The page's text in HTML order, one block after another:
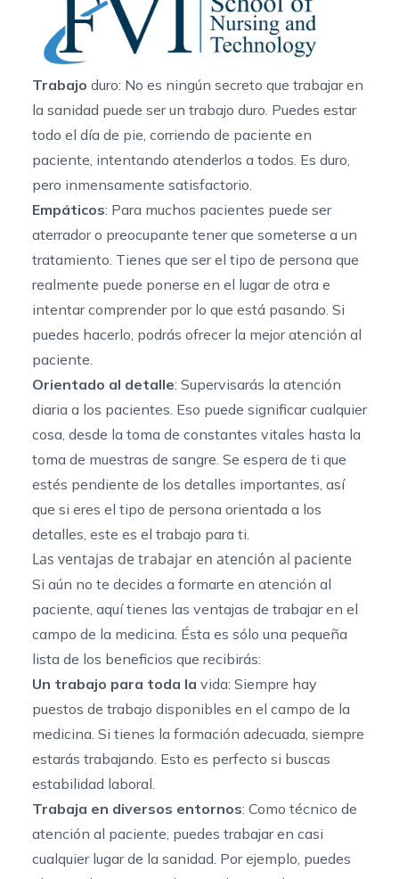
Trabajo duro: No es ningún secreto que trabajar en
la sanidad puede ser un trabajo duro. Puedes estar
todo el día de pie, corriendo de paciente en
paciente, intentando atenderlos a todos. Es duro,
pero inmensamente satisfactorio.
Empáticos: Para muchos pacientes puede ser
aterrador o preocupante tener que someterse a un
tratamiento. Tienes que ser el tipo de persona que
realmente puede ponerse en el lugar de otra e
intentar comprender por lo que está pasando. Si
puedes hacerlo, podrás ofrecer la mejor atención al
paciente.
Orientado al detalle: Supervisarás la atención
diaria a los pacientes. Eso puede significar cualquier
cosa, desde la toma de constantes vitales hasta la
toma de muestras de sangre. Se espera de ti que
estés pendiente de los detalles importantes, así
que si eres el tipo de persona orientada a los
detalles, este es el trabajo para ti.
Las ventajas de trabajar en atención al paciente
Si aún no te decides a formarte en atención al
paciente, aquí tienes las ventajas de trabajar en el
campo de la medicina. Ésta es sólo una pequeña
lista de los beneficios que recibirás:
Un trabajo para toda la vida: Siempre hay
puestos de trabajo disponibles en el campo de la
medicina. Si tienes la formación adecuada, siempre
estarás trabajando. Esto es perfecto si buscas
estabilidad laboral.
Trabaja en diversos entornos: Como técnico de
atención al paciente, puedes trabajar en casi
cualquier lugar de la sanidad. Por ejemplo, puedes